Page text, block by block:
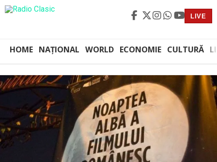
LIVE
HOME NAȚIONAL WORLD ECONOMIE CULTURĂ